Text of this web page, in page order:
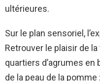
ultérieures.
Sur le plan sensoriel,
Retrouver le plaisir de
quartiers d’agrumes
de la peau de la